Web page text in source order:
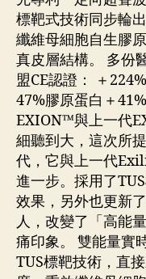
標靶式技術同步輪
纖維母細胞自生膠
真皮層結構。 多份
盟CE認證： ＋
47%膠原蛋白＋
EXION™與上一代
細聽到大，這次所
代，它與上一代
進一步。採用了
效果，另外也更新
人，改變了「高能
痛印象。 雙能量實
TUS標靶技術，直